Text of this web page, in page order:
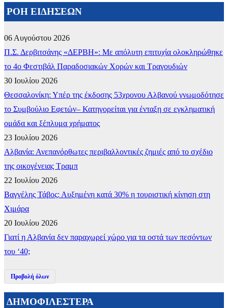
ΡΟΗ ΕΙΔΗΣΕΩΝ
06 Αυγούστου 2026
Π.Σ. Δερβιτσάνης «ΔΕΡΒΗ»: Με απόλυτη επιτυχία ολοκληρώθηκε
το 4ο Φεστιβάλ Παραδοσιακών Χορών και Τραγουδιών
30 Ιουλίου 2026
Θεσσαλονίκη: Υπέρ της έκδοσης 53χρονου Αλβανού γνωμοδότησε
το Συμβούλιο Εφετών– Κατηγορείται για ένταξη σε εγκληματική
ομάδα και ξέπλυμα χρήματος
23 Ιουλίου 2026
Αλβανία: Ανεπανόρθωτες περιβαλλοντικές ζημιές από το σχέδιο
της οικογένειας Τραμπ
22 Ιουλίου 2026
Βαγγέλης Τάβος: Αυξημένη κατά 30% η τουριστική κίνηση στη
Χιμάρα
20 Ιουλίου 2026
Γιατί η Αλβανία δεν παραχωρεί χώρο για τα οστά των πεσόντων
του ‘40;
Προβολή όλων
ΔΗΜΟΦΙΛΕΣΤΕΡΑ